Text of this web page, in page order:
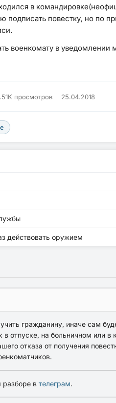
в
повестку, но по
военкомату в
просмотров 25.04.2018
действовать оружием
гражданину, иначе сам
отпуске, на больничном или
отказа от получения
разборе в телеграм.